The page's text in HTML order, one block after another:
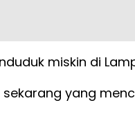
miskin di
yang